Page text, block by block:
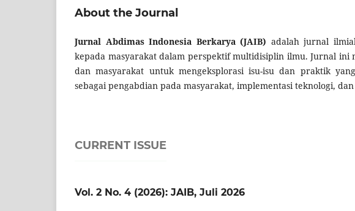
About the Journal
Jurnal Abdimas Indonesia Berkarya (JAIB) adalah jurnal
kepada masyarakat dalam perspektif multidisiplin ilmu. Jurnal
dan masyarakat untuk mengeksplorasi isu-isu dan praktik
sebagai pengabdian pada masyarakat, implementasi teknologi,
CURRENT ISSUE
Vol. 2 No. 4 (2026): JAIB, Juli 2026